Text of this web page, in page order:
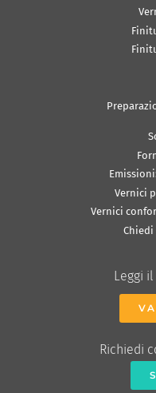
Vernici
Vernici
Chiedi
Leggi
Richiedi